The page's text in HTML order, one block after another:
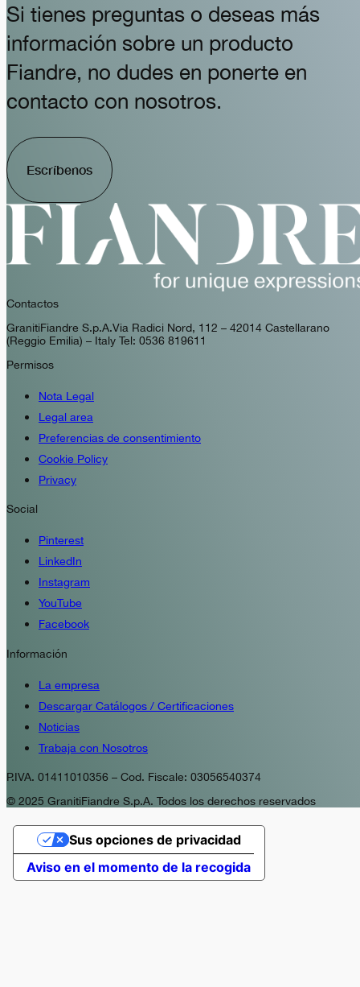
Si tienes preguntas o deseas más
información sobre un producto
Fiandre, no dudes en ponerte en
contacto con nosotros.
Escríbenos
Contactos
GranitiFiandre S.p.A. Via Radici Nord, 112 – 42014 Castellarano
(Reggio Emilia) – Italy Tel: 0536 819611
Permisos
Nota Legal
Legal area
Preferencias de consentimiento
Cookie Policy
Privacy
Social
Pinterest
LinkedIn
Instagram
YouTube
Facebook
Información
La empresa
Descargar Catálogos / Certificaciones
Noticias
Trabaja con Nosotros
P.IVA. 01411010356 – Cod. Fiscale: 03056540374
© 2025 GranitiFiandre S.p.A. Todos los derechos reservados
Aviso en el momento de la recogida
Sus opciones de privacidad